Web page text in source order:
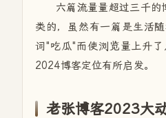
六篇流量量超过三千
类的，虽然有一篇是生活
词"吃瓜"而使浏览量上升
2024博客定位有所启发。
老张博客2023大